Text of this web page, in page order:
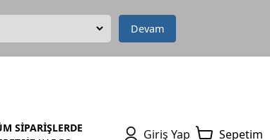
Devam
SİPARİŞLERDE
Giriş Yap Sepetim